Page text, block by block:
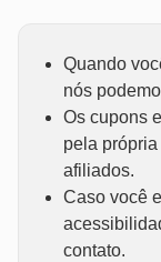
Quando
nós
Os cupons
pela
afiliados.
Caso você
contato.